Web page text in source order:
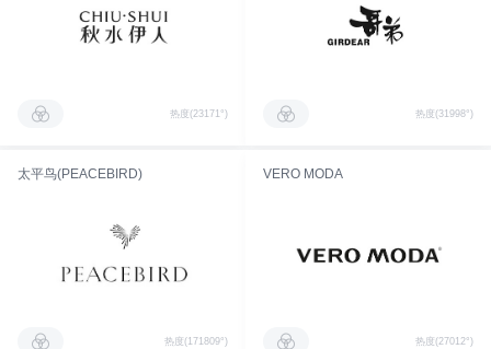
热度(23171°) 热度(31998°)
太平鸟(PEACEBIRD)
热度(171809°)
VERO MODA
热度(27012°)